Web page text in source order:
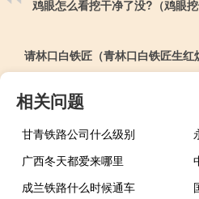
鸡眼怎么看挖干净了没?（鸡眼挖
请林口白铁匠（青林口白铁匠生红
相关问题
甘青铁路公司什么级别
广西冬天都爱来哪里
成兰铁路什么时候通车